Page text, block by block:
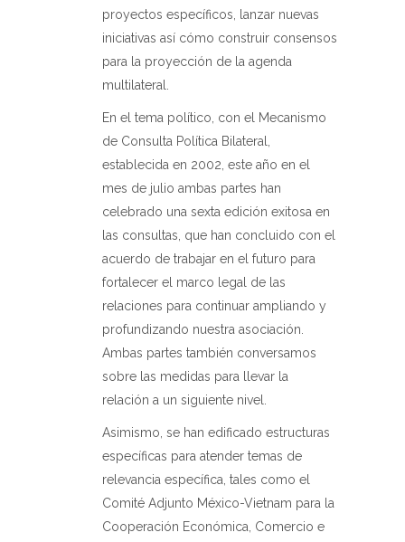
proyectos específicos, lanzar nuevas
iniciativas así cómo construir consensos
para la proyección de la agenda
multilateral.
En el tema político, con el Mecanismo
de Consulta Política Bilateral,
establecida en 2002, este año en el
mes de julio ambas partes han
celebrado una sexta edición exitosa en
las consultas, que han concluido con el
acuerdo de trabajar en el futuro para
fortalecer el marco legal de las
relaciones para continuar ampliando y
profundizando nuestra asociación.
Ambas partes también conversamos
sobre las medidas para llevar la
relación a un siguiente nivel.
Asimismo, se han edificado estructuras
específicas para atender temas de
relevancia específica, tales como el
Comité Adjunto México-Vietnam para la
Cooperación Económica, Comercio e